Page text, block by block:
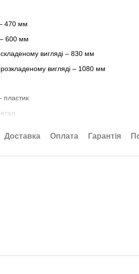
470 мм
600 мм
вигляді – 830 мм
вигляді – 1080 мм
пластик
Доставка Оплата Гарантія